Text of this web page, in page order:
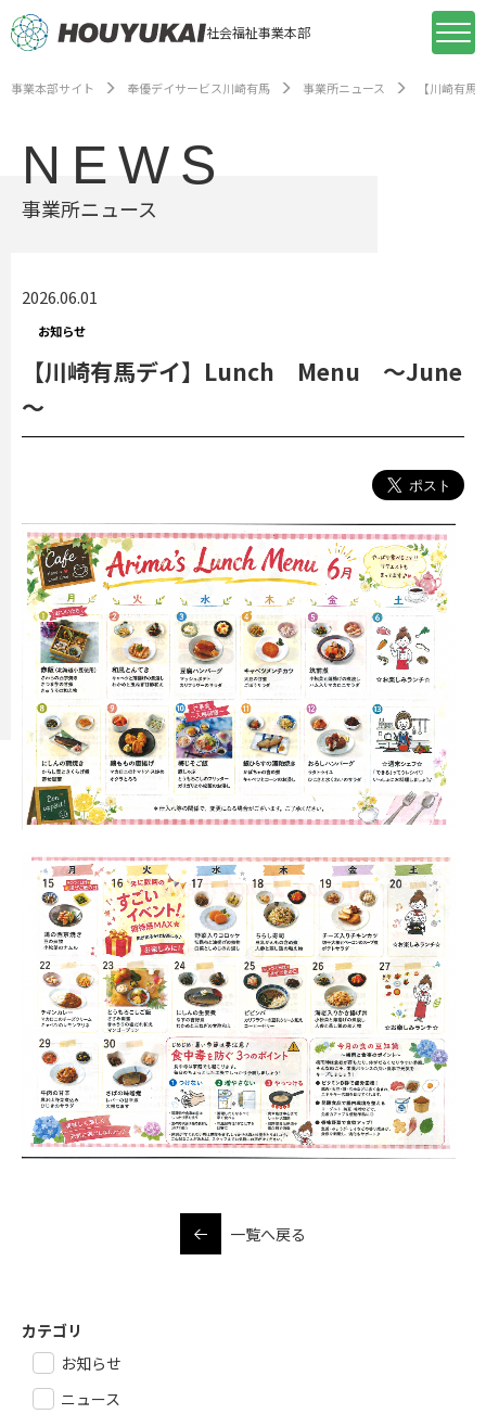
社会福祉事業本部
事業本部サイト 奉優デイサービス川崎有馬 事業所ニュース 【川崎有
NEWS
事業所ニュース
2026.06.01
お知らせ
【川崎有馬デイ】Lunch Menu ～June
～
一覧へ戻る
カテゴリ
お知らせ
ニュース